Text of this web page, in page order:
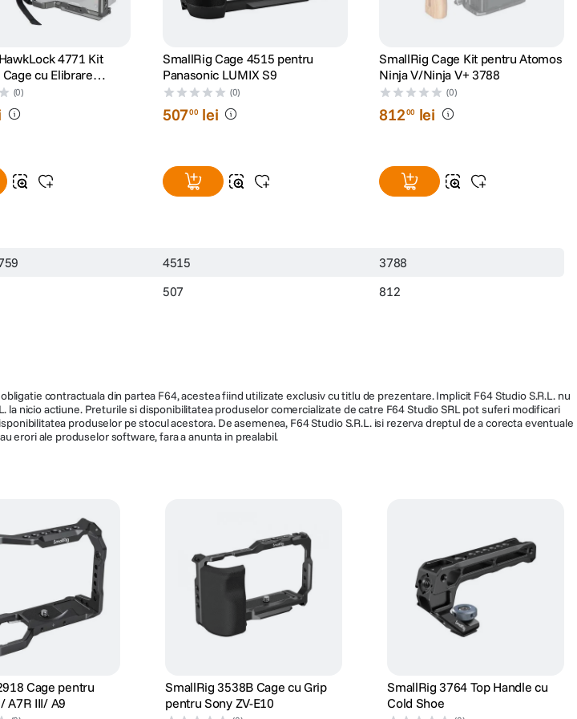
4771 Kit
cu Elibrare
Sony FX3/FX30
(0)
SmallRig Cage 4515 pentru
Panasonic LUMIX S9
(0)
50700 lei
SmallRig Cage Kit pentru Atomos
Ninja V/Ninja V+ 3788
(0)
81200 lei
4515
3788
507 812
contractuala din partea F64, acestea fiind utilizate exclusiv cu titlu de prezentare. Implicit F64 Studio S.R.L. nu
nicio actiune. Preturile si disponibilitatea produselor comercializate de catre F64 Studio SRL pot suferi modificari
produselor pe stocul acestora. De asemenea, F64 Studio S.R.L. isi rezerva dreptul de a corecta eventuale
erori ale produselor software, fara a anunta in prealabil.
Cage pentru
A7R III/ A9
SmallRig 3538B Cage cu Grip
pentru Sony ZV-E10
SmallRig 3764 Top Handle cu
Cold Shoe